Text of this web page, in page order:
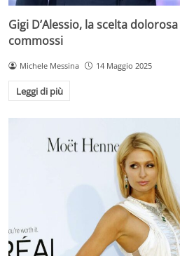
Gigi D’Alessio, la scelta
commossi
Michele Messina 14 Maggio 2025
Leggi di più